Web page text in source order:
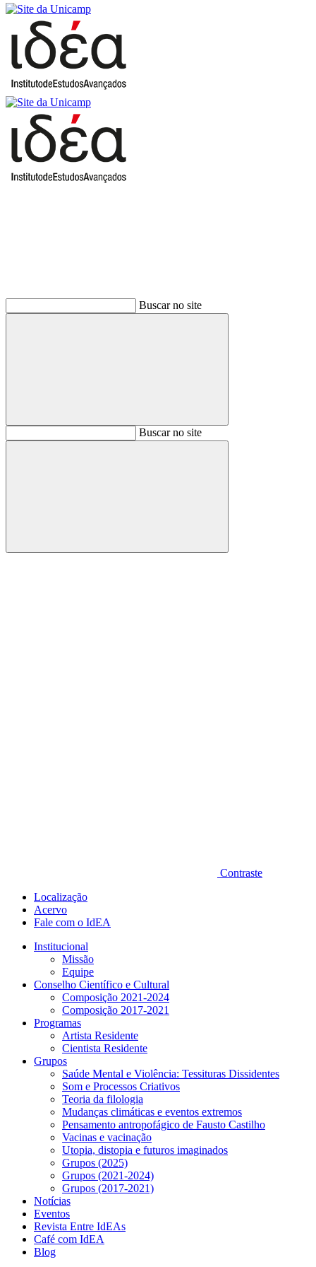
Buscar no site
BuscarBuscar no site
Buscar
Contraste
Localização
Acervo
Fale com o IdEA
Institucional
Missão
Equipe
Conselho Científico e Cultural
Composição 2021-2024
Composição 2017-2021
Programas
Artista Residente
Cientista Residente
Grupos
Saúde Mental e Violência: Tessituras Dissidentes
Som e Processos Criativos
Teoria da filologia
Mudanças climáticas e eventos extremos
Pensamento antropofágico de Fausto Castilho
Vacinas e vacinação
Utopia, distopia e futuros imaginados
Grupos (2025)
Grupos (2021-2024)
Grupos (2017-2021)
Notícias
Eventos
Revista Entre IdEAs
Café com IdEA
Blog